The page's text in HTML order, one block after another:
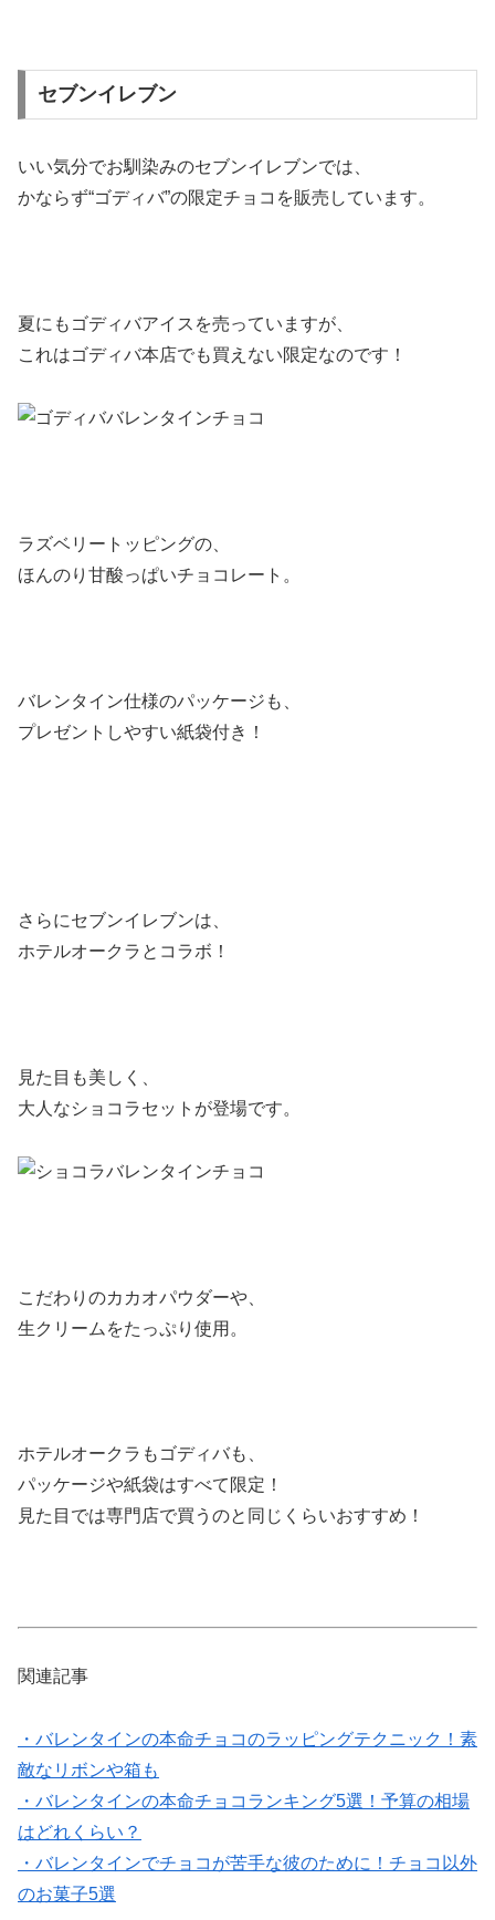
セブンイレブン
いい気分でお馴染みのセブンイレブンでは、
かならず“ゴディバ”の限定チョコ を販売しています。
夏にもゴディバアイスを売っていますが、
これはゴディバ本店でも買えない限定なのです！
ラズベリートッピングの、
ほんのり甘酸っぱいチョコレート。
バレンタイン仕様のパッケージも、
プレゼントしやすい紙袋付き！
さらにセブンイレブンは、
ホテルオークラとコラボ！
見た目も美しく、
大人なショコラセットが登場です。
こだわりのカカオパウダーや、
生クリームをたっぷり使用。
ホテルオークラもゴディバも、
パッケージや紙袋はすべて限定！
見た目では専門店で買うのと同じくらいおすすめ！
関連記事
・バレンタインの本命チョコのラッピングテクニック！素
敵なリボンや箱も
・バレンタインの本命チョコランキング5選！予算の相場
はどれくらい？
・バレンタインでチョコが苦手な彼のために！チョコ以外
のお菓子5選